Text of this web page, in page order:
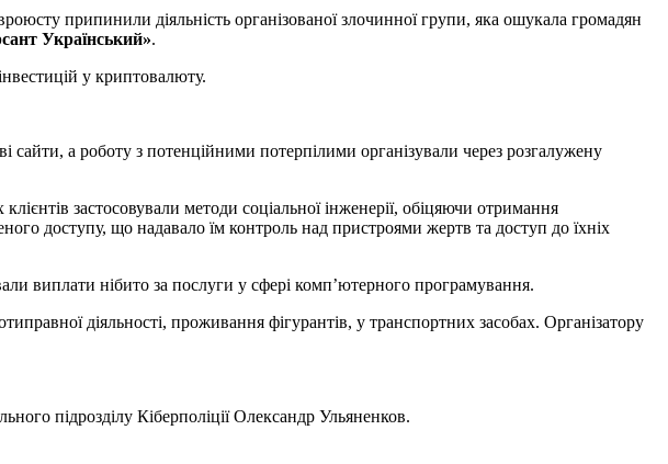
припинили діяльність організованої злочинної групи, яка ошукала громадян
Український».
у криптовалюту.
сайти, а роботу з потенційними потерпілими організували через розгалужену
застосовували методи соціальної інженерії, обіцяючи отримання
доступу, що надавало їм контроль над пристроями жертв та доступ до їхніх
виплати нібито за послуги у сфері комп’ютерного програмування.
діяльності, проживання фігурантів, у транспортних засобах. Організатору
підрозділу Кіберполіції Олександр Ульяненков.